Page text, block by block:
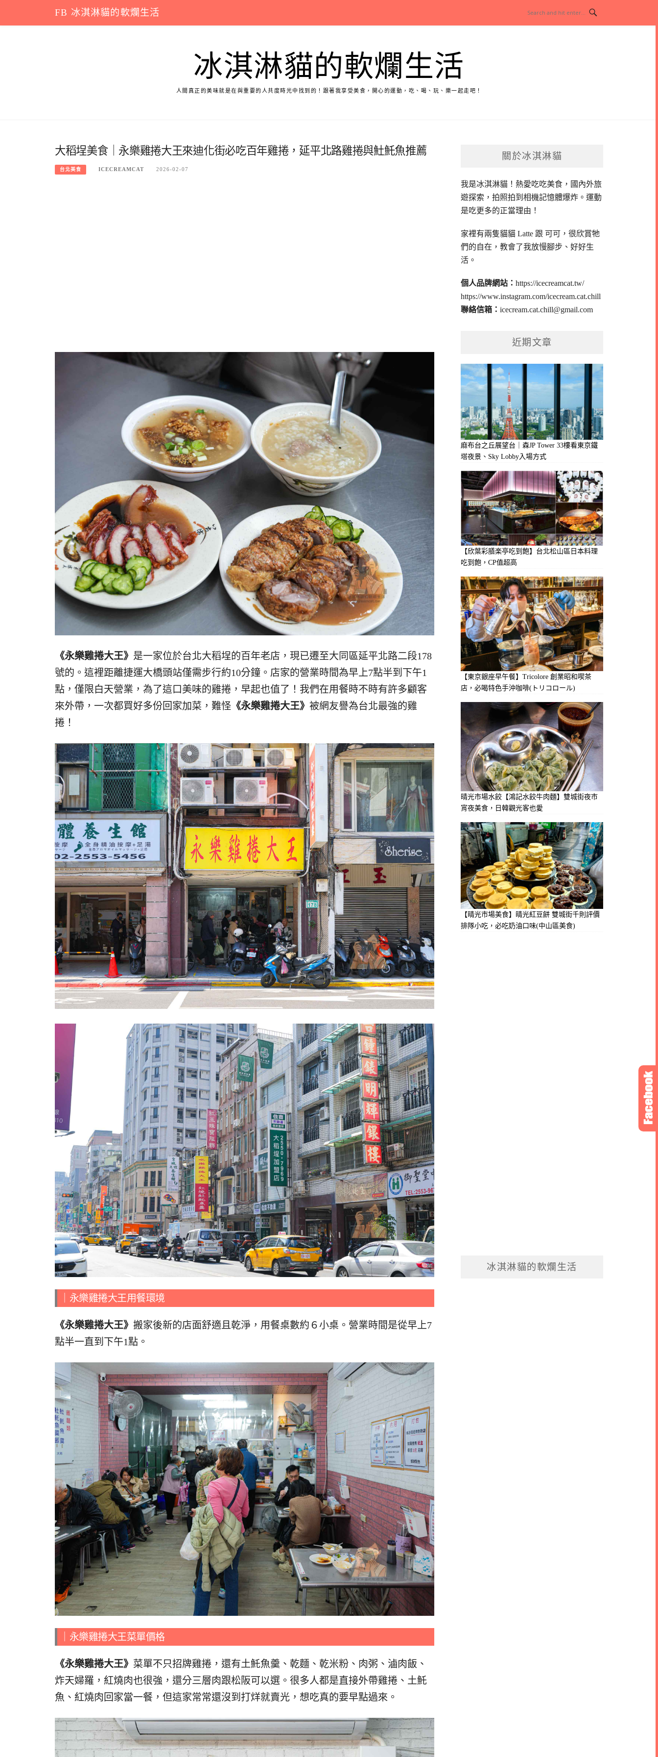
content
FB 冰淇淋貓的軟爛生活
冰淇淋貓的軟爛生活
人間真正的美味就是在與重要的人共度時光中找到的！跟著我享受美食，開心的運動，吃、喝、玩、樂一起走吧！
大稻埕美食｜永樂雞捲大王來迪化街必吃百年雞捲，延平北路雞捲與𩵚魠魚推薦
台北美食 ICECREAMCAT 2026-02-07
《永樂雞捲大王》 是一家位於台北大稻埕的百年老店，現已遷至大同區延平北路二段178
號的。這裡距離捷運大橋頭站僅需步行約10分鐘。店家的營業時間為早上7點半到下午1
點，僅限白天營業，為了這口美味的雞捲，早起也值了！ 我們在用餐時不時有許多顧客
來外帶，一次都買好多份回家加菜，難怪 《永樂雞捲大王》 被網友譽為台北最強的雞
捲！
永樂雞捲大王用餐環境
《永樂雞捲大王》 搬家後新的店面舒適且乾淨，用餐桌數約６小桌。營業時間是從早上7
點半一直到下午1點。
永樂雞捲大王菜單價格
《永樂雞捲大王》 菜單不只招牌雞捲，還有土魠魚羹、乾麵、乾米粉、肉粥、滷肉飯、
炸天婦羅，紅燒肉也很強，還分三層肉跟松阪可以選。很多人都是直接外帶雞捲、土魠
魚、紅燒肉回家當一餐，但這家常常還沒到打烊就賣光，想吃真的要早點過來。
關於冰淇淋貓
我是冰淇淋貓！ 熱愛吃吃美食，國內外旅
遊探索，拍照拍到相機記憶體爆炸。運動
是吃更多的正當理由！
家裡有兩隻貓貓 Latte 跟 可可，很欣賞牠
們的自在，教會了我放慢腳步、好好生
活。
個人品牌網站：https://icecreamcat.tw/
https://www.instagram.com/icecream.cat.chill
聯絡信箱：icecream.cat.chill@gmail.com
近期文章
麻布台之丘展望台｜森JP Tower 33樓看東京鐵
塔夜景、Sky Lobby入場方式
【欣葉彩膳楽亭吃到飽】台北松山區日本料理
吃到飽，CP值超高
【東京銀座早午餐】Tricolore 創業昭和喫茶
店，必喝特色手沖咖啡(トリコロール)
晴光市場水餃【鴻記水餃牛肉麵】雙城街夜市
宵夜美食，日韓觀光客也愛
【晴光市場美食】晴光紅豆餅 雙城街千則評價
排隊小吃，必吃奶油口味(中山區美食)
冰淇淋貓的軟爛生活